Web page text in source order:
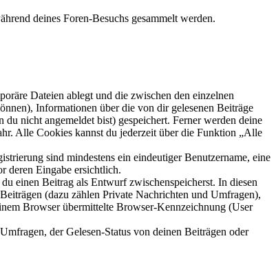
deines Foren-Besuchs gesammelt werden.
Dateien ablegt und die zwischen den einzelnen
Informationen über die von dir gelesenen Beiträge
nicht angemeldet bist) gespeichert. Ferner werden deine
Alle Cookies kannst du jederzeit über die Funktion „Alle
sind mindestens ein eindeutiger Benutzername, eine
deren Eingabe ersichtlich.
einen Beitrag als Entwurf zwischenspeicherst. In diesen
(dazu zählen Private Nachrichten und Umfragen),
Browser übermittelte Browser-Kennzeichnung (User
der Gelesen-Status von deinen Beiträgen oder